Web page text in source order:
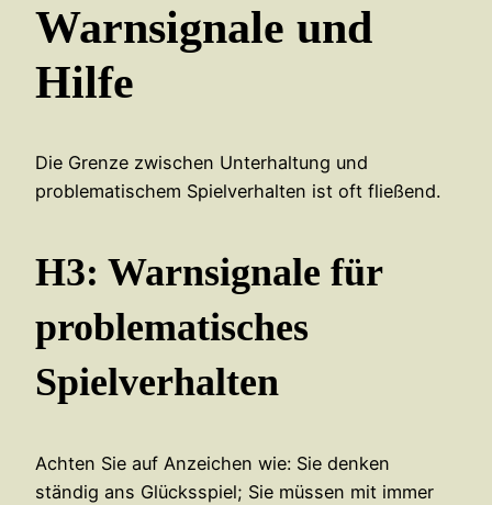
Warnsignale und
Hilfe
Die Grenze zwischen Unterhaltung und
problematischem Spielverhalten ist oft fließend.
H3: Warnsignale für
problematisches
Spielverhalten
Achten Sie auf Anzeichen wie: Sie denken
ständig ans Glücksspiel; Sie müssen mit immer